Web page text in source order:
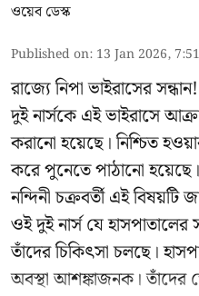
ওয়েব ডেস্ক
Published on: 13 Jan 2026,
রাজ্যে নিপা ভাইরাসের
দুই নার্সকে এই ভাইরাসে
করানো হয়েছে। নিশ্চিত
করে পুনেতে পাঠানো
নন্দিনী চক্রবর্তী এই বিষয়টি
ওই দুই নার্স যে
তাঁদের চিকিৎসা চলছে।
অবস্থা আশঙ্কাজনক। তাঁদের